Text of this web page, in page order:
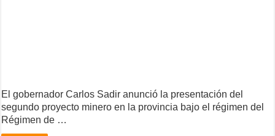
El gobernador Carlos Sadir anunció la presentación del
segundo proyecto minero en la provincia bajo el régimen del
Régimen de …